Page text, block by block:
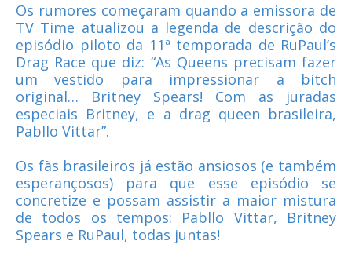
Os rumores começaram quando a emissora de
TV Time atualizou a legenda de descrição do
episódio piloto da 11ª temporada de RuPaul’s
Drag Race que diz: “As Queens precisam fazer
um vestido para impressionar a bitch
original… Britney Spears! Com as juradas
especiais Britney, e a drag queen brasileira,
Pabllo Vittar”.
Os fãs brasileiros já estão ansiosos (e também
esperançosos) para que esse episódio se
concretize e possam assistir a maior mistura
de todos os tempos: Pabllo Vittar, Britney
Spears e RuPaul, todas juntas!